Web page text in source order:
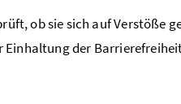
ob sie sich auf Verstöße
Einhaltung der